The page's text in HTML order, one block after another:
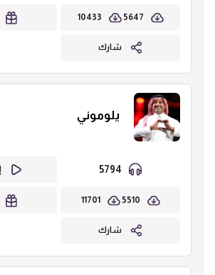
5647
10433
شارك
يلوموني
5510
11701
شارك